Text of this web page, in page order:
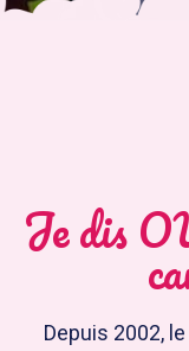
Je dis
Depuis 2002,